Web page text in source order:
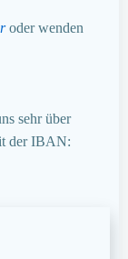
oder wenden
sehr über
der IBAN: